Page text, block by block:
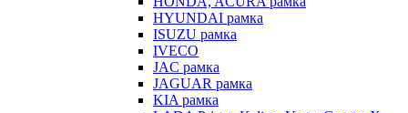
HYUNDAI рамка
ISUZU рамка
IVECO
JAC рамка
JAGUAR рамка
KIA рамка